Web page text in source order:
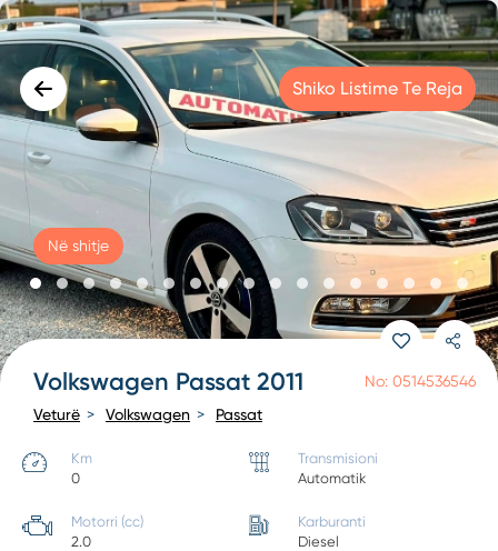
Shiko Listime Te Reja
No: 0514536546
Në shitje
Volkswagen Passat 2011
Veturë Volkswagen Passat
Km
0
Transmisioni
Automatik
Motorri (cc)
2.0
Karburanti
Diesel